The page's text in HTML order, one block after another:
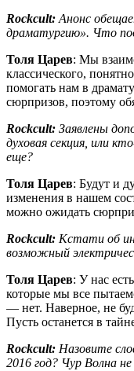
Rockcult: Анонс
драматургию». Что
Толя Царев: Мы
классического,
помогать нам в
сюрпризов, поэтому
Rockcult: Заявлены
духовая секция, или
еще?
Толя Царев: Будут и
изменения в нашем
можно ожидать
Rockcult: Кстати об
возможный
Толя Царев: У нас
которые мы все
— нет. Наверное, не
Пусть останется в
Rockcult: Назовите
2016 год? Чур Волна